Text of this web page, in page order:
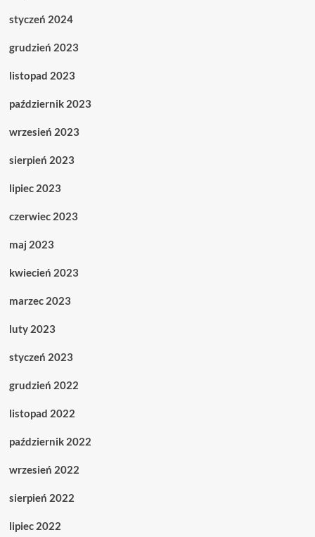
styczeń 2024
grudzień 2023
listopad 2023
październik 2023
wrzesień 2023
sierpień 2023
lipiec 2023
czerwiec 2023
maj 2023
kwiecień 2023
marzec 2023
luty 2023
styczeń 2023
grudzień 2022
listopad 2022
październik 2022
wrzesień 2022
sierpień 2022
lipiec 2022